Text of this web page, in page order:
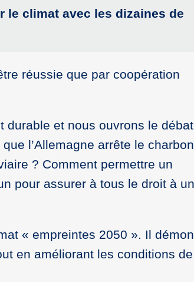
le climat avec les dizaines de
réussie que par coopération
durable et nous ouvrons le
l’Allemagne arrête le
? Comment permettre un
pour assurer à tous le droit à
« empreintes 2050 ». Il
en améliorant les conditions